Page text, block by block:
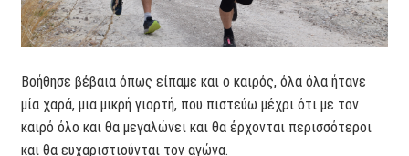
Βοήθησε βέβαια όπως είπαμε και ο καιρός, όλα όλα ήτανε
μία χαρά, μια μικρή γιορτή, που πιστεύω μέχρι ότι με τον
καιρό όλο και θα μεγαλώνει και θα έρχονται περισσότεροι
και θα ευχαριστιούνται τον αγώνα.